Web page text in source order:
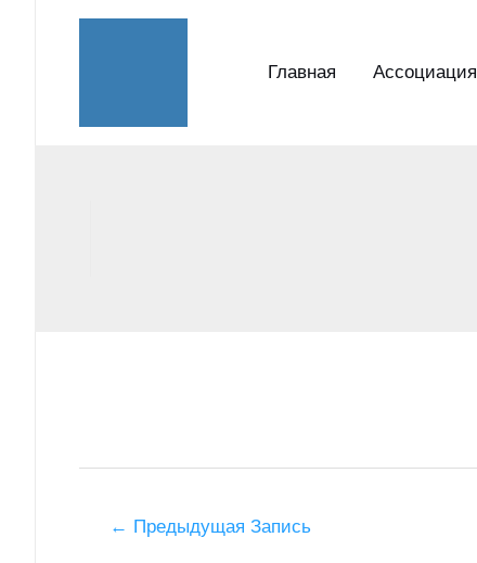
Главная Ассоциация
← Предыдущая Запись